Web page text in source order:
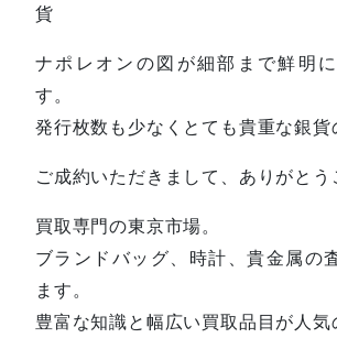
貨
ナポレオンの図が細部まで鮮明
す。
発行枚数も少なくとても貴重な銀貨
ご成約いただきまして、ありがとう
買取専門の東京市場。
ブランドバッグ、時計、貴金属の
ます。
豊富な知識と幅広い買取品目が人気